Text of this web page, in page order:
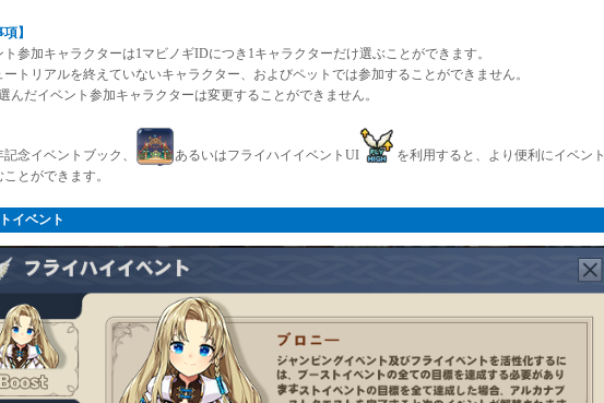
】
参加キャラクターは1マビノギIDにつき1キャラクターだけ選ぶことができます。
リアルを終えていないキャラクター、およびペットでは参加することができません。
イベント参加キャラクターは変更することができません。
念イベントブック、 あるいはフライハイイベントUI
を利用すると、より便利にイベント
とができます。
イベント